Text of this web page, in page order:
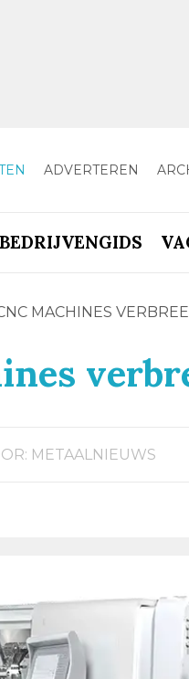
ADVERTEREN
BEDRIJVENGIDS
MACHINES
METAALNIEUWS